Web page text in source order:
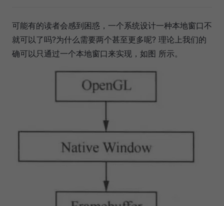
可能有的读者会感到困惑，一个系统设计一种本地窗口不
就可以了吗?为什么需要两个甚至更多呢? 理论上我们的
确可以只通过一个本地窗口来实现，如图 所示。